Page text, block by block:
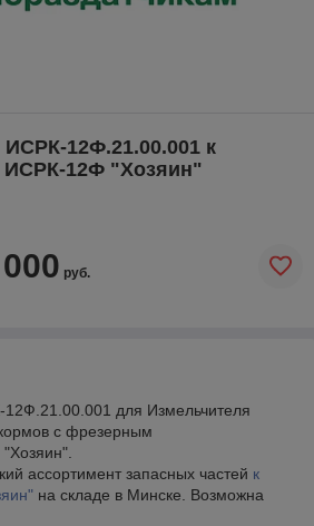
12Ф.21.00.001 к
ИСРК-12Ф "Хозяин"
руб.
для Измельчителя
с фрезерным
ассортимент запасных частей к
на складе в Минске. Возможна